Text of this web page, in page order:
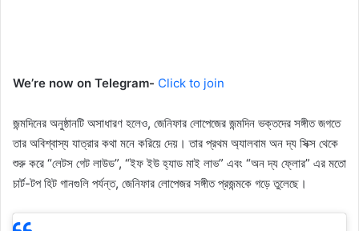
We’re now on Telegram- Click to join
জন্মদিনের অনুষ্ঠানটি অসাধারণ হলেও, জেনিফার লোপেজের জন্মদিন ভক্তদের সঙ্গীত জগতে
তার অবিশ্বাস্য যাত্রার কথা মনে করিয়ে দেয়। তার প্রথম অ্যালবাম অন দ্য সিক্স থেকে
শুরু করে “লেটস গেট লাউড”, “ইফ ইউ হ্যাড মাই লাভ” এবং “অন দ্য ফ্লোর” এর মতো
চার্ট-টপ হিট গানগুলি পর্যন্ত, জেনিফার লোপেজর সঙ্গীত প্রজন্মকে গড়ে তুলেছে।